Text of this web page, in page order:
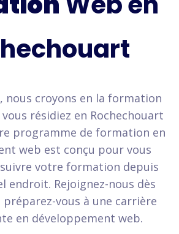
nous croyons en la formation
résidiez en Rochechouart
programme de formation en
web est conçu pour vous
votre formation depuis
endroit. Rejoignez-nous dès
vous à une carrière
en développement web.